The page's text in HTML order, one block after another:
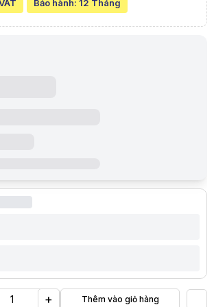
Cat 5evới thiết kế tinh tế sang trọng, với
kính 5.5mm, được làm bằng những dây bện
Bảo hành: 12 Tháng
+ Thêm vào giỏ hàng